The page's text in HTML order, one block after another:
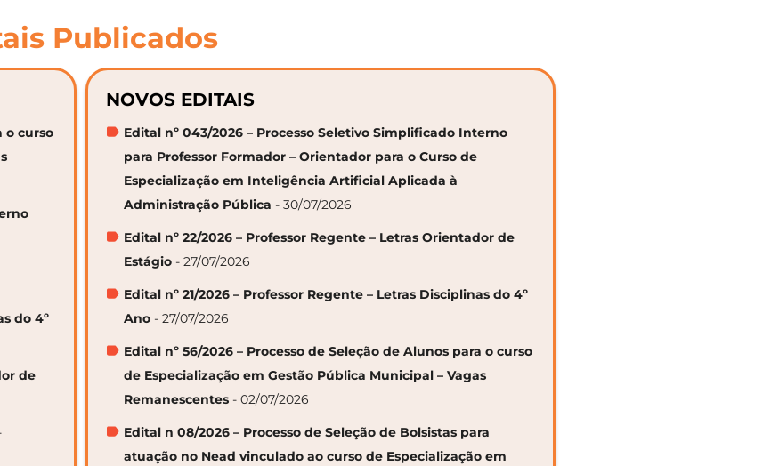
Publicados
o curso
do 4º
de
NOVOS EDITAIS
Edital nº 043/2026 – Processo Seletivo Simplificado Interno
para Professor Formador – Orientador para o Curso de
Especialização em Inteligência Artificial Aplicada à
Administração Pública - 30/07/2026
Edital nº 22/2026 – Professor Regente – Letras Orientador de
Estágio - 27/07/2026
Edital nº 21/2026 – Professor Regente – Letras Disciplinas do 4º
Ano - 27/07/2026
Edital nº 56/2026 – Processo de Seleção de Alunos para o curso
de Especialização em Gestão Pública Municipal – Vagas
Remanescentes - 02/07/2026
Edital n 08/2026 – Processo de Seleção de Bolsistas para
atuação no Nead vinculado ao curso de Especialização em